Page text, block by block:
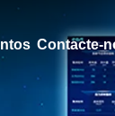
Contacte-